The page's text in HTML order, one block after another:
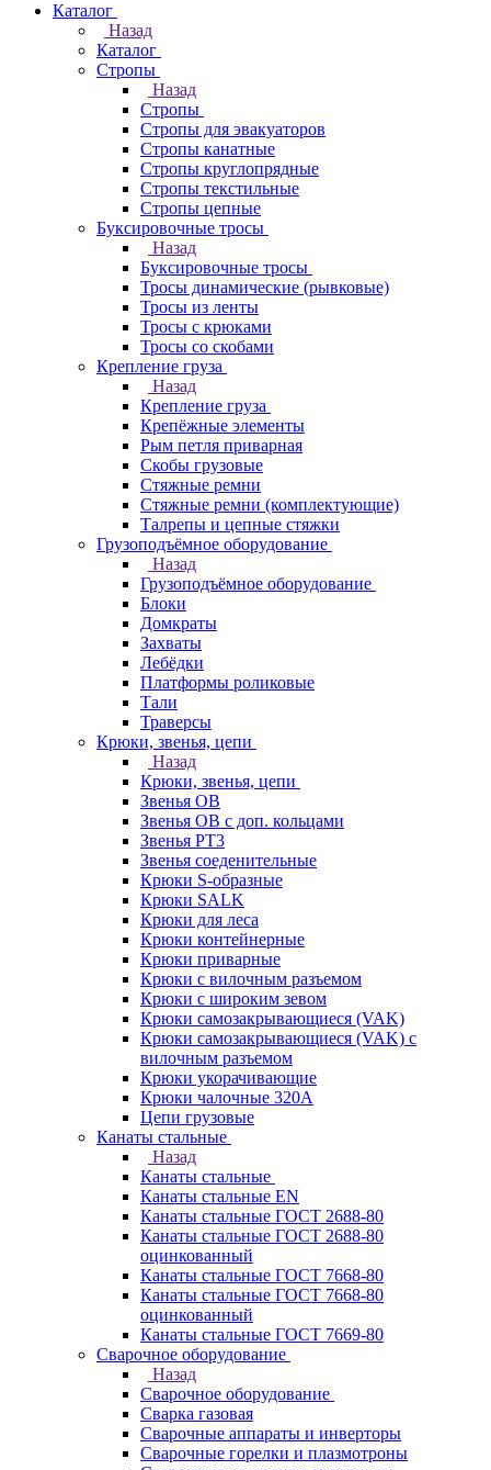
Каталог
Назад
Каталог
Стропы
Назад
Стропы
Стропы для эвакуаторов
Стропы канатные
Стропы круглопрядные
Стропы текстильные
Стропы цепные
Буксировочные тросы
Назад
Буксировочные тросы
Тросы динамические (рывковые)
Тросы из ленты
Тросы с крюками
Тросы со скобами
Крепление груза
Назад
Крепление груза
Крепёжные элементы
Рым петля приварная
Скобы грузовые
Стяжные ремни
Стяжные ремни (комплектующие)
Талрепы и цепные стяжки
Грузоподъёмное оборудование
Назад
Грузоподъёмное оборудование
Блоки
Домкраты
Захваты
Лебёдки
Платформы роликовые
Тали
Траверсы
Крюки, звенья, цепи
Назад
Крюки, звенья, цепи
Звенья ОВ
Звенья ОВ с доп. кольцами
Звенья РТ3
Звенья соеденительные
Крюки S-образные
Крюки SALK
Крюки для леса
Крюки контейнерные
Крюки приварные
Крюки с вилочным разъемом
Крюки с широким зевом
Крюки самозакрывающиеся (VAK)
Крюки самозакрывающиеся (VAK) с
вилочным разъемом
Крюки укорачивающие
Крюки чалочные 320А
Цепи грузовые
Канаты стальные
Назад
Канаты стальные
Канаты стальные EN
Канаты стальные ГОСТ 2688-80
Канаты стальные ГОСТ 2688-80
оцинкованный
Канаты стальные ГОСТ 7668-80
Канаты стальные ГОСТ 7668-80
оцинкованный
Канаты стальные ГОСТ 7669-80
Сварочное оборудование
Назад
Сварочное оборудование
Сварка газовая
Сварочные аппараты и инверторы
Сварочные горелки и плазмотроны